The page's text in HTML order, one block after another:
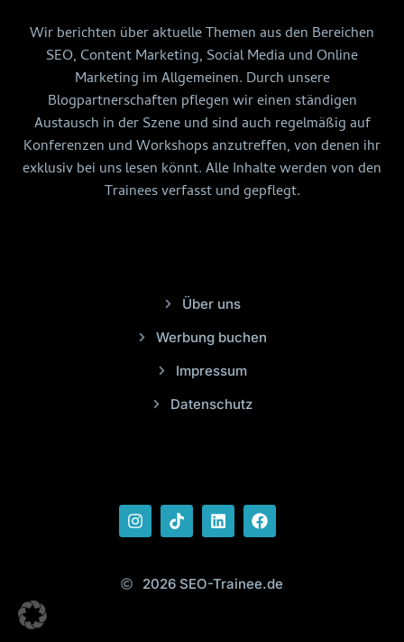
Wir berichten über aktuelle Themen aus den Bereichen
SEO, Content Marketing, Social Media und Online
Marketing im Allgemeinen. Durch unsere
Blogpartnerschaften pflegen wir einen ständigen
Austausch in der Szene und sind auch regelmäßig auf
Konferenzen und Workshops anzutreffen, von denen ihr
exklusiv bei uns lesen könnt. Alle Inhalte werden von den
Trainees verfasst und gepflegt.
Über uns
Werbung buchen
Impressum
Datenschutz
2026 SEO-Trainee.de